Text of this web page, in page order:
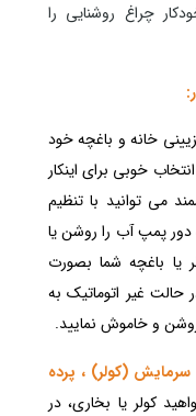
چراغ روشنایی را
خانه و باغچه خود
خوبی برای اینکار
می توانید با تنظیم
دور پمپ آب را روشن یا
یا باغچه شما بصورت
حالت غیر اتوماتیک به
و خاموش نمایید.
(کولر) ، پرده
کولر یا بخاری، در